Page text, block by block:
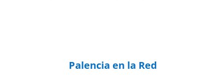
Palencia en la Red